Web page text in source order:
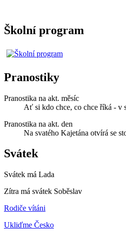
Školní program
Pranostiky
Pranostika na akt. měsíc
Ať si kdo chce, co chce říká - v
Pranostika na akt. den
Na svatého Kajetána otvírá se
Svátek
Svátek má Lada
Zítra má svátek Soběslav
Rodiče vítáni
Ukliďme Česko